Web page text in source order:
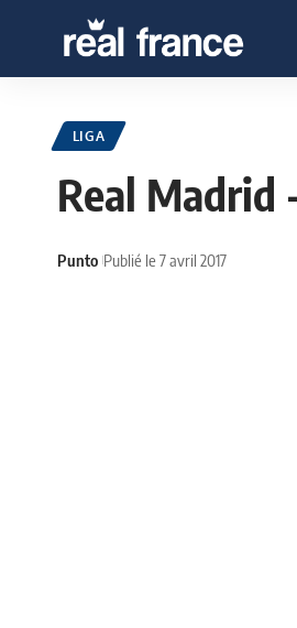
LIGA
Real Madrid
Punto Publié le 7 avril 2017